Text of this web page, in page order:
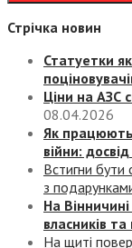
Стрічка новин
Статуетки
Ціни на АЗС
08.04.2026
Як працюють
війни:
Встигни
з
На
власників
На щиті